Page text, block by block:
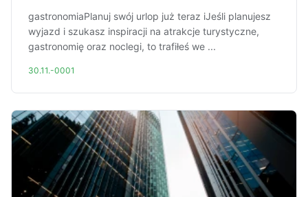
gastronomiaPlanuj swój urlop już teraz iJeśli planujesz
wyjazd i szukasz inspiracji na atrakcje turystyczne,
gastronomię oraz noclegi, to trafiłeś we ...
30.11.-0001